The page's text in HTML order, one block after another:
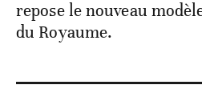
repose le nouveau
du Royaume.